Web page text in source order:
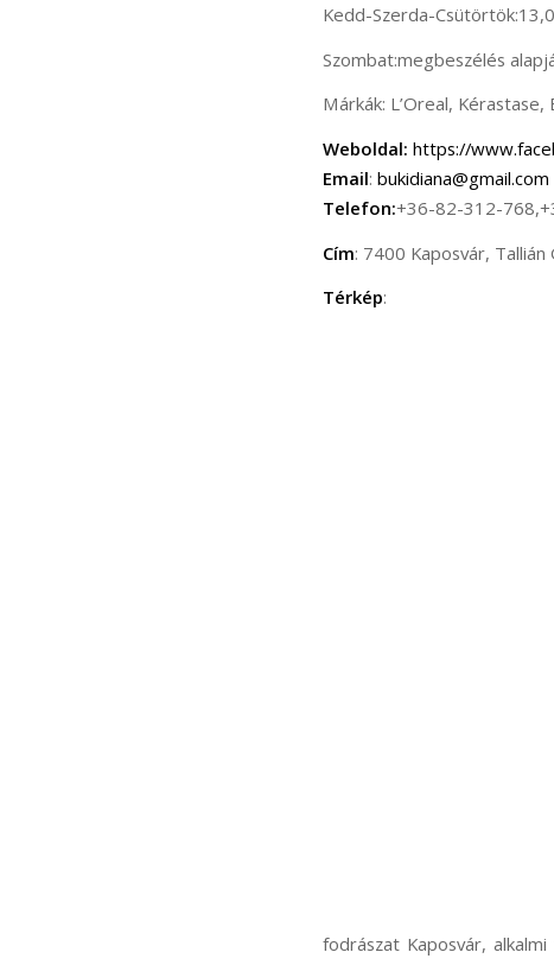
Kedd-Szerda-
Szombat:megbeszélés
Márkák: L’Oreal, Kérastase,
Weboldal: https://
Email: bukidiana@gmail.com
Telefon:+36-82-312-
Cím: 7400 Kaposvár, Tallián
Térkép:
fodrászat Kaposvár,